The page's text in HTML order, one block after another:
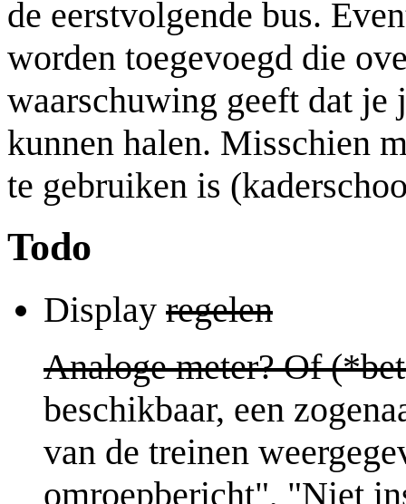
de eerstvolgende bus.
worden toegevoegd die
waarschuwing geeft dat je
kunnen halen. Misschien
te gebruiken is
Todo
Display regelen
Analoge meter? Of
beschikbaar, een
van de treinen
omroepbericht", "Niet